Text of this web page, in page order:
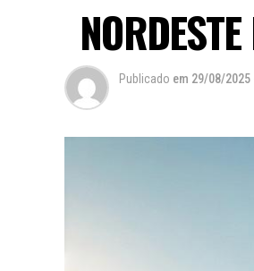
Publicado em 29/08/2025